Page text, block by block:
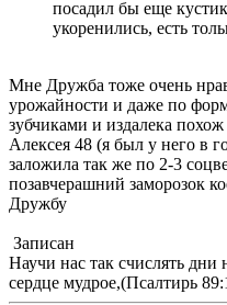
посадил бы еще
укоренились, есть
Мне Дружба тоже очень
урожайности и даже по
зубчиками и издалека
Алексея 48 (я был у него в
заложила так же по 2-3
позавчерашний заморозок
Дружбу
Записан
Научи нас так счислять
сердце мудрое,(Псалтирь